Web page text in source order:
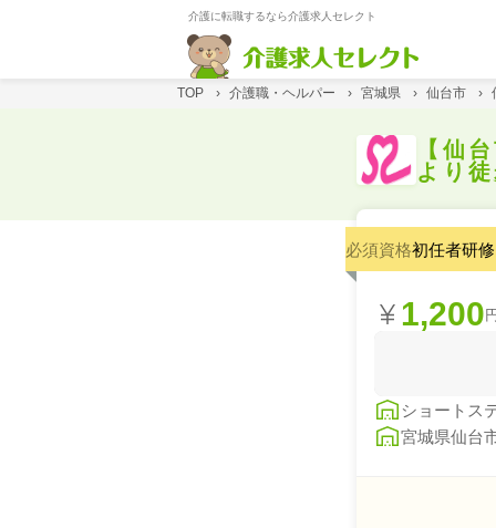
介護に転職するなら介護求人セレクト
TOP › 介護職・ヘルパー › 宮城県 › 仙台市 ›
【仙
より
必須資格初任者研
1,200
ショートス
宮城県仙台